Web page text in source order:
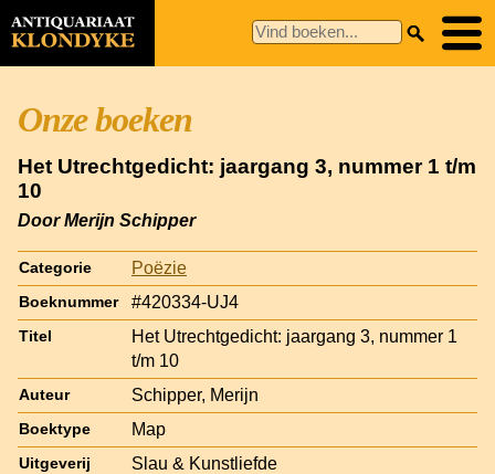
Onze boeken
Het Utrechtgedicht: jaargang 3, nummer 1 t/m
10
Door Merijn Schipper
Categorie Poëzie
Boeknummer #420334-UJ4
Titel
Het Utrechtgedicht: jaargang 3, nummer 1
t/m 10
Auteur Schipper, Merijn
Boektype Map
Uitgeverij Slau & Kunstliefde